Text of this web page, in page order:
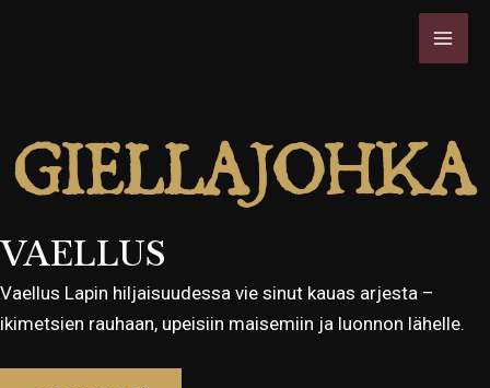
VAELLUS
Vaellus Lapin hiljaisuudessa vie sinut kauas arjesta –
ikimetsien rauhaan, upeisiin maisemiin ja luonnon lähelle.